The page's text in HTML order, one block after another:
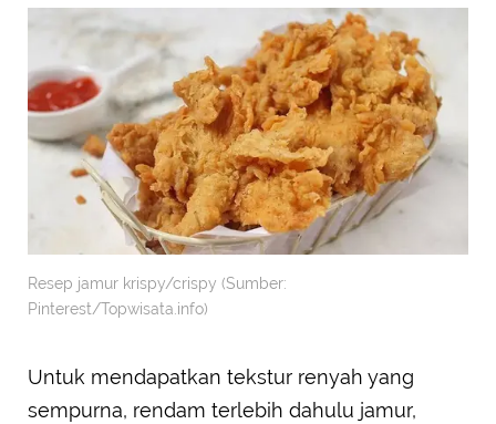
Resep jamur krispy/crispy (Sumber:
Pinterest/Topwisata.info)
Untuk mendapatkan tekstur renyah yang
sempurna, rendam terlebih dahulu jamur,